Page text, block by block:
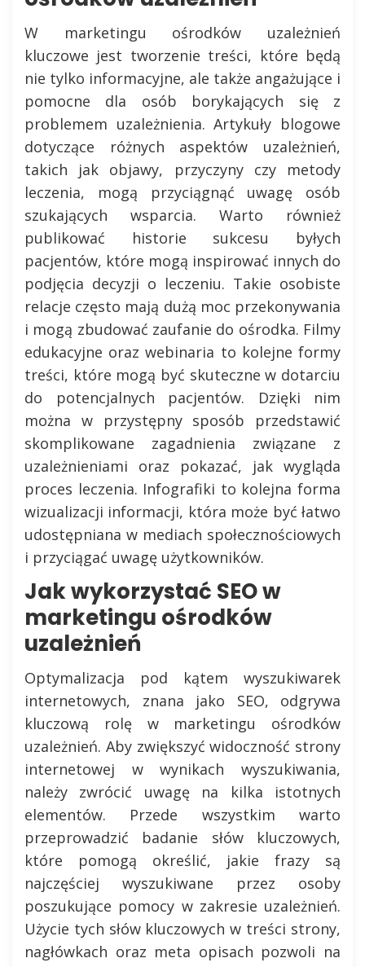
W marketingu ośrodków uzależnień
kluczowe jest tworzenie treści, które będą
nie tylko informacyjne, ale także angażujące i
pomocne dla osób borykających się z
problemem uzależnienia. Artykuły blogowe
dotyczące różnych aspektów uzależnień,
takich jak objawy, przyczyny czy metody
leczenia, mogą przyciągnąć uwagę osób
szukających wsparcia. Warto również
publikować historie sukcesu byłych
pacjentów, które mogą inspirować innych do
podjęcia decyzji o leczeniu. Takie osobiste
relacje często mają dużą moc przekonywania
i mogą zbudować zaufanie do ośrodka. Filmy
edukacyjne oraz webinaria to kolejne formy
treści, które mogą być skuteczne w dotarciu
do potencjalnych pacjentów. Dzięki nim
można w przystępny sposób przedstawić
skomplikowane zagadnienia związane z
uzależnieniami oraz pokazać, jak wygląda
proces leczenia. Infografiki to kolejna forma
wizualizacji informacji, która może być łatwo
udostępniana w mediach społecznościowych
i przyciągać uwagę użytkowników.
Jak wykorzystać SEO w
marketingu ośrodków
uzależnień
Optymalizacja pod kątem wyszukiwarek
internetowych, znana jako SEO, odgrywa
kluczową rolę w marketingu ośrodków
uzależnień. Aby zwiększyć widoczność strony
internetowej w wynikach wyszukiwania,
należy zwrócić uwagę na kilka istotnych
elementów. Przede wszystkim warto
przeprowadzić badanie słów kluczowych,
które pomogą określić, jakie frazy są
najczęściej wyszukiwane przez osoby
poszukujące pomocy w zakresie uzależnień.
Użycie tych słów kluczowych w treści strony,
nagłówkach oraz meta opisach pozwoli na